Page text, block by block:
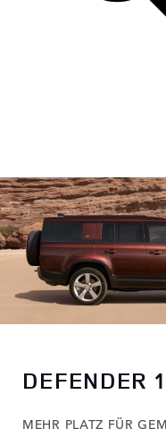
DEFENDER
MEHR PLATZ FÜR